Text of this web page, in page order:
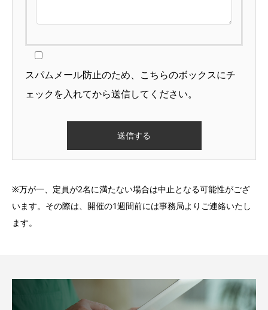
スパムメール防止のため、こちらのボックスにチ
ェックを入れてから送信してください。
※万が一、定員が2名に満たない場合は中止となる可能性がござ
います。その際は、開催の1週間前には事務局よりご連絡いたし
ます。